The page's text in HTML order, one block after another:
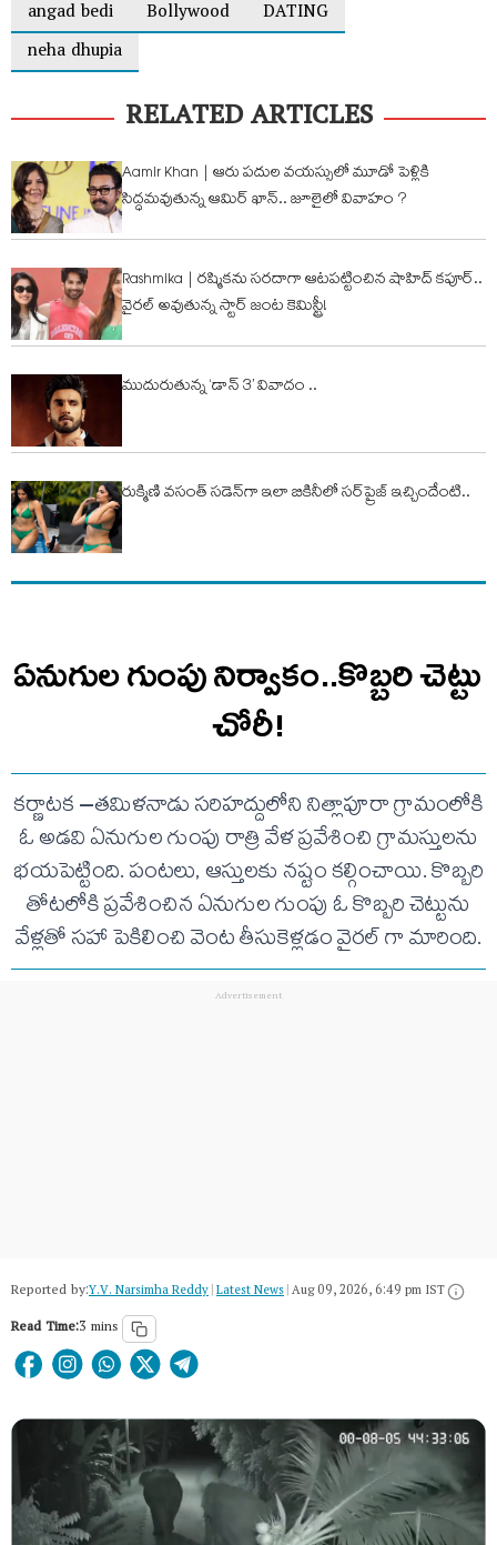
angad bedi Bollywood
DATING
neha dhupia
RELATED ARTICLES
Aamir Khan | ఆరు ప‌దుల వ‌య‌స్సులో మూడో పెళ్లికి
సిద్ధమవుతున్న ఆమిర్ ఖాన్.. జూలైలో వివాహం ?
Rashmika | రష్మికను సరదాగా ఆటపట్టించిన షాహిద్ కపూర్..
వైరల్ అవుతున్న స్టార్ జంట కెమిస్ట్రీ!
ముదురుతున్న ‘డాన్ 3’ వివాదం ..
రుక్మిణి వసంత్ స‌డెన్‌గా ఇలా బికినీలో స‌ర్‌ప్రైజ్ ఇచ్చిందేంటి..
ఏనుగుల గుంపు నిర్వాకం..కొబ్బరి చెట్టు
చోరీ!
కర్ణాటక –తమిళనాడు సరిహద్దులోని నిత్లాపూరా గ్రామంలోకి
ఓ అడవి ఏనుగుల గుంపు రాత్రి వేళ ప్రవేశించి గ్రామస్తులను
భయపెట్టింది. పంటలు, ఆస్తులకు నష్టం కల్గించాయి. కొబ్బరి
తోటలోకి ప్రవేశించిన ఏనుగుల గుంపు ఓ కొబ్బరి చెట్టును
వేళ్లతో సహా పెకిలించి వెంట తీసుకెళ్లడం వైరల్ గా మారింది.
Reported by:Y.V. Narsimha Reddy|Latest News|Aug 09, 2026, 6:49 pm IST
Read Time:3 mins